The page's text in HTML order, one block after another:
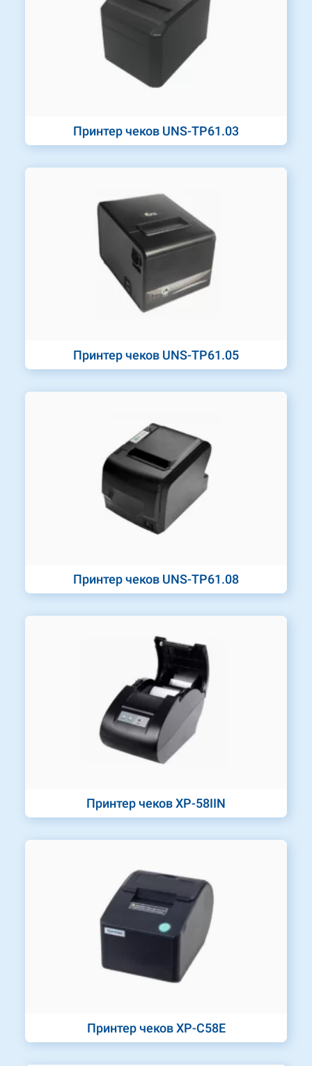
Принтер чеков UNS-TP61.03
Принтер чеков UNS-TP61.05
Принтер чеков UNS-TP61.08
Принтер чеков XP-58IIN
Принтер чеков XP-C58E